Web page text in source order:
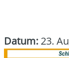
Datum: 23.